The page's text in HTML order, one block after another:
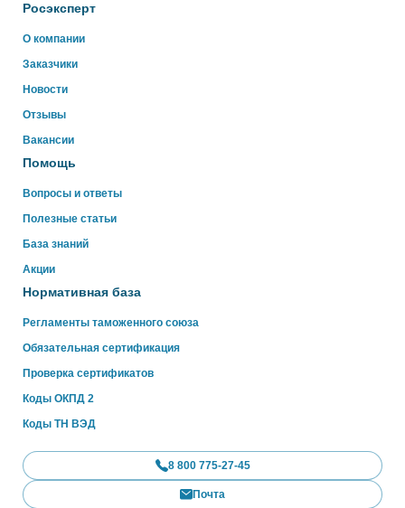
Росэксперт
О компании
Заказчики
Новости
Отзывы
Вакансии
Помощь
Вопросы и ответы
Полезные статьи
База знаний
Акции
Нормативная база
Регламенты таможенного союза
Обязательная сертификация
Проверка сертификатов
Коды ОКПД 2
Коды ТН ВЭД
8 800 775-27-45
Почта
Здравствуйте!
Свяжитесь с нами через WhatsApp нажав на кнопку
WhatsApp